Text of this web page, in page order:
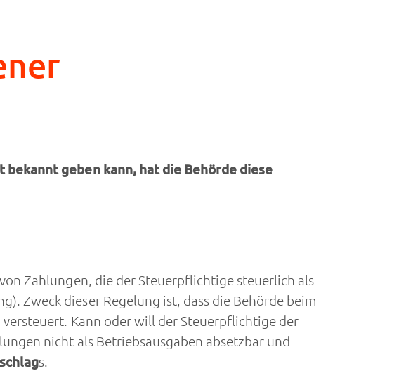
geben kann, hat die Behörde diese
Zahlungen, die der Steuerpflichtige steuerlich als
Zweck dieser Regelung ist, dass die Behörde beim
Kann oder will der Steuerpflichtige der
nicht als Betriebsausgaben absetzbar und
s.